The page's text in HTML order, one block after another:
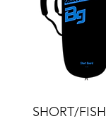
תיק לגלשן גלים SHORT/FISH